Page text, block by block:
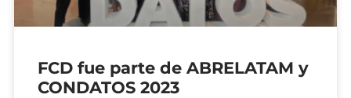
FCD fue parte de ABRELATAM y
CONDATOS 2023